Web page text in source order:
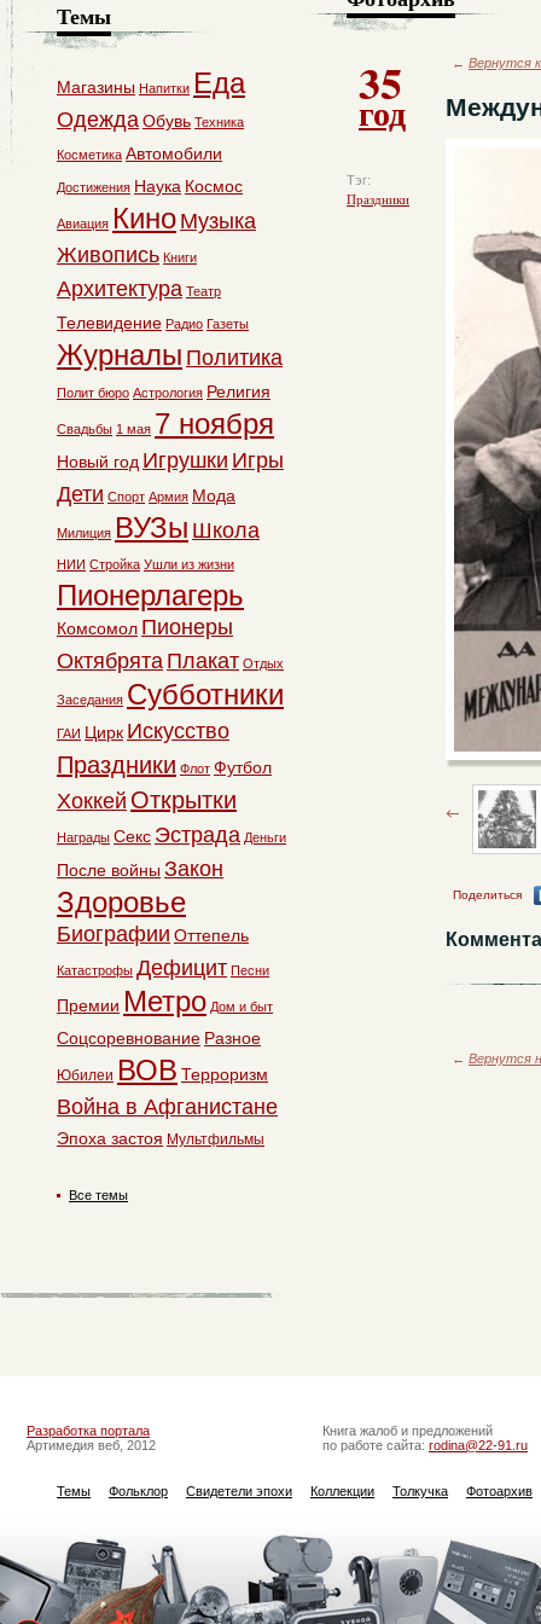
35
год
Тэг:
Праздники
← Вернутся
Поделиться
← Вернутся
Темы
Магазины Напитки Еда
ОдеждаОбувь Техника
Косметика Автомобили
Достижения Наука Космос
Авиация Кино Музыка
Живопись Книги
Архитектура Театр
Телевидение Радио Газеты
Журналы Политика
Полит бюро Астрология Религия
Свадьбы 1 мая 7 ноября
Новый год Игрушки Игры
Дети Спорт Армия Мода
Милиция ВУЗы Школа
НИИ Стройка Ушли из жизни
Пионерлагерь
Комсомол Пионеры
Октябрята Плакат Отдых
Заседания Субботники
ГАИ Цирк Искусство
Праздники Флот Футбол
Хоккей Открытки
Награды Секс Эстрада Деньги
После войны Закон
Здоровье
Биографии Оттепель
Катастрофы Дефицит Песни
Премии Метро Дом и быт
Соцсоревнование Разное
Юбилеи ВОВ Терроризм
Война в Афганистане
Эпоха застоя Мультфильмы
Все темы
Разработка портала
Артимедия веб, 2012
Книга жалоб и предложений
по работе сайта: rodina@22-91.ru
Темы Фольклор Свидетели эпохи Коллекции Толкучка Фотоархив